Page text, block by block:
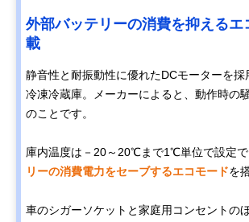
外部バッテリーの消費を抑えるエ
載
静音性と耐振動性に優れたDCモーターを
冷凍冷蔵庫。メーカーによると、動作時の
のことです。
庫内温度は－20～20℃まで1℃単位で設定で
リーの消費電力をセーブするエコモードを
車のシガーソケットと家庭用コンセントの